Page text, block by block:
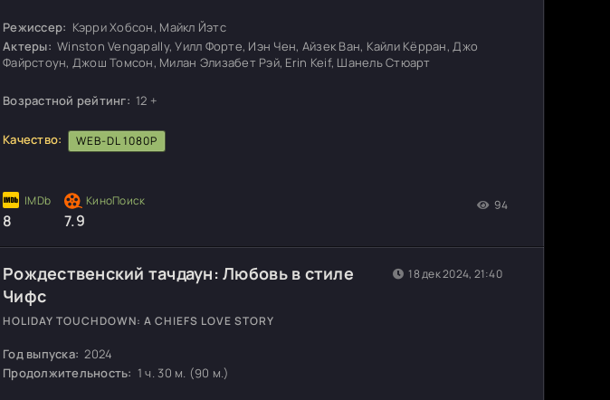
Режиссер: Кэрри Хобсон, Майкл Йэтс
Актеры: Winston Vengapally, Уилл Форте, Иэн Чен, Айзек Ван, Кайли Кёрран, Джо
Файрстоун, Джош Томсон, Милан Элизабет Рэй, Erin Keif, Шанель Стюарт
Возрастной рейтинг: 12 +
Качество: WEB-DL 1080P
8 7.9
94
Рождественский тачдаун: Любовь в стиле
Чифс
HOLIDAY TOUCHDOWN: A CHIEFS LOVE STORY
Год выпуска: 2024
Продолжительность: 1 ч. 30 м. (90 м.)
18 дек 2024, 21:40